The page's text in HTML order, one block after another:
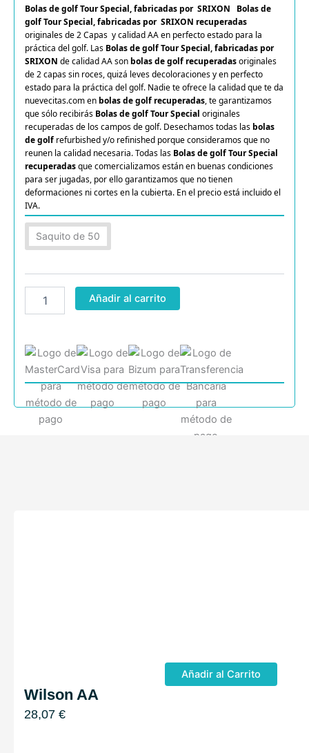
Bolas de golf Tour Special, fabricadas por SRIXON
Bolas de
golf Tour Special, fabricadas por SRIXON recuperadas
originales de 2 Capas y calidad AA en perfecto estado para la
práctica del golf. Las Bolas de golf Tour Special, fabricadas por
SRIXON de calidad AA son bolas de golf recuperadasoriginales
de 2 capas sin roces, quizá leves decoloraciones y en perfecto
estado para la práctica del golf. Nadie te ofrece la calidad que te da
nuevecitas.com en bolas de golf recuperadas, te garantizamos
que sólo recibirás Bolas de golf Tour Special originales
recuperadas de los campos de golf. Desechamos todas las bolas
de golf refurbished y/o refinished porque consideramos que no
reunen la calidad necesaria. Todas las Bolas de golf Tour Special
recuperadasque comercializamos están en buenas condiciones
para ser jugadas, por ello garantizamos que no tienen
deformaciones ni cortes en la cubierta. En el precio está incluido el
IVA.
Saquito de 50
Srixon
Tour
Special
Añadir al carrito
Añadir al Carrito
Wilson AA
28,07 €